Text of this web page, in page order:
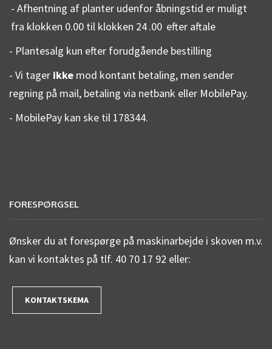
- Afhentning af planter udenfor åbningstid er muligt
fra klokken 0.00 til klokken 24.00 efter aftale
- Plantesalg kun efter forudgående bestilling
- Vi tager ikke mod kontant betaling, men sender
regning på mail, betaling via netbank eller MobilePay.
- MobilePay kan ske til 178344.
FORESPØRGSEL
Ønsker du at forespørge på maskinarbejde i skoven m.v.
kan vi kontaktes på tlf. 40 70 17 92 eller:
KONTAKTSKEMA